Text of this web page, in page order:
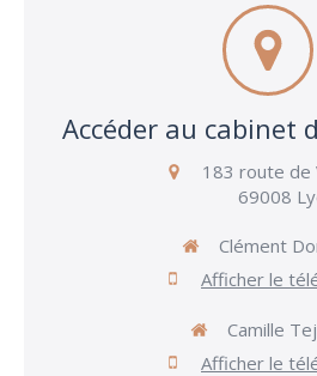
Accéder au cabinet
183 route de
69008
Clément
Afficher le
Camille
Afficher le